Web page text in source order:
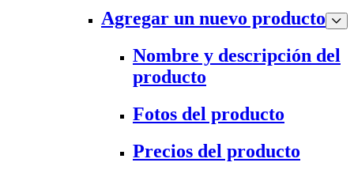
Agregar un nuevo producto
Nombre y descripción del
producto
Fotos del producto
Precios del producto